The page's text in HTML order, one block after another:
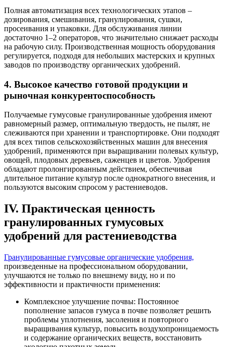
Полная автоматизация всех технологических этапов –
дозирования, смешивания, гранулирования, сушки,
просеивания и упаковки. Для обслуживания линии
достаточно 1–2 операторов, что значительно снижает расходы
на рабочую силу. Производственная мощность оборудования
регулируется, подходя для небольших мастерских и крупных
заводов по производству органических удобрений.
4. Высокое качество готовой продукции и
рыночная конкурентоспособность
Получаемые гумусовые гранулированные удобрения имеют
равномерный размер, оптимальную твердость, не пылят, не
слеживаются при хранении и транспортировке. Они подходят
для всех типов сельскохозяйственных машин для внесения
удобрений, применяются при выращивании полевых культур,
овощей, плодовых деревьев, саженцев и цветов. Удобрения
обладают пролонгированным действием, обеспечивая
длительное питание культур после однократного внесения, и
пользуются высоким спросом у растениеводов.
IV. Практическая ценность
гранулированных гумусовых
удобрений для растениеводства
Гранулированные гумусовые органические удобрения,
произведенные на профессиональном оборудовании,
улучшаются не только по внешнему виду, но и по
эффективности и практичности применения:
Комплексное улучшение почвы: Постоянное
пополнение запасов гумуса в почве позволяет решить
проблемы уплотнения, засоления и повторного
выращивания культур, повысить воздухопроницаемость
и содержание органических веществ, восстановить